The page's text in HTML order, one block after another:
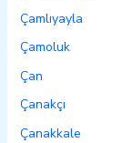
Çamlıyayla
Çamoluk
Çan
Çanakçı
Çanakkale